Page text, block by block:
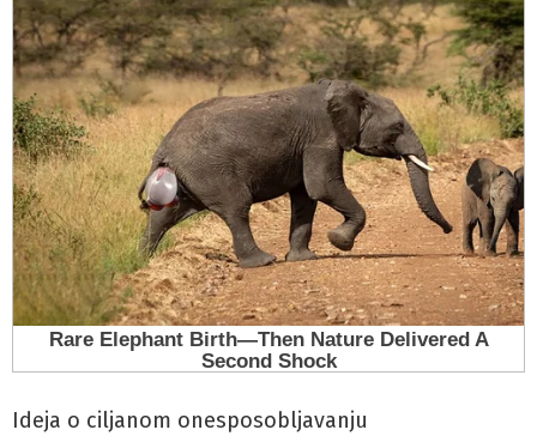
Ideja o ciljanom onesposobljavanju